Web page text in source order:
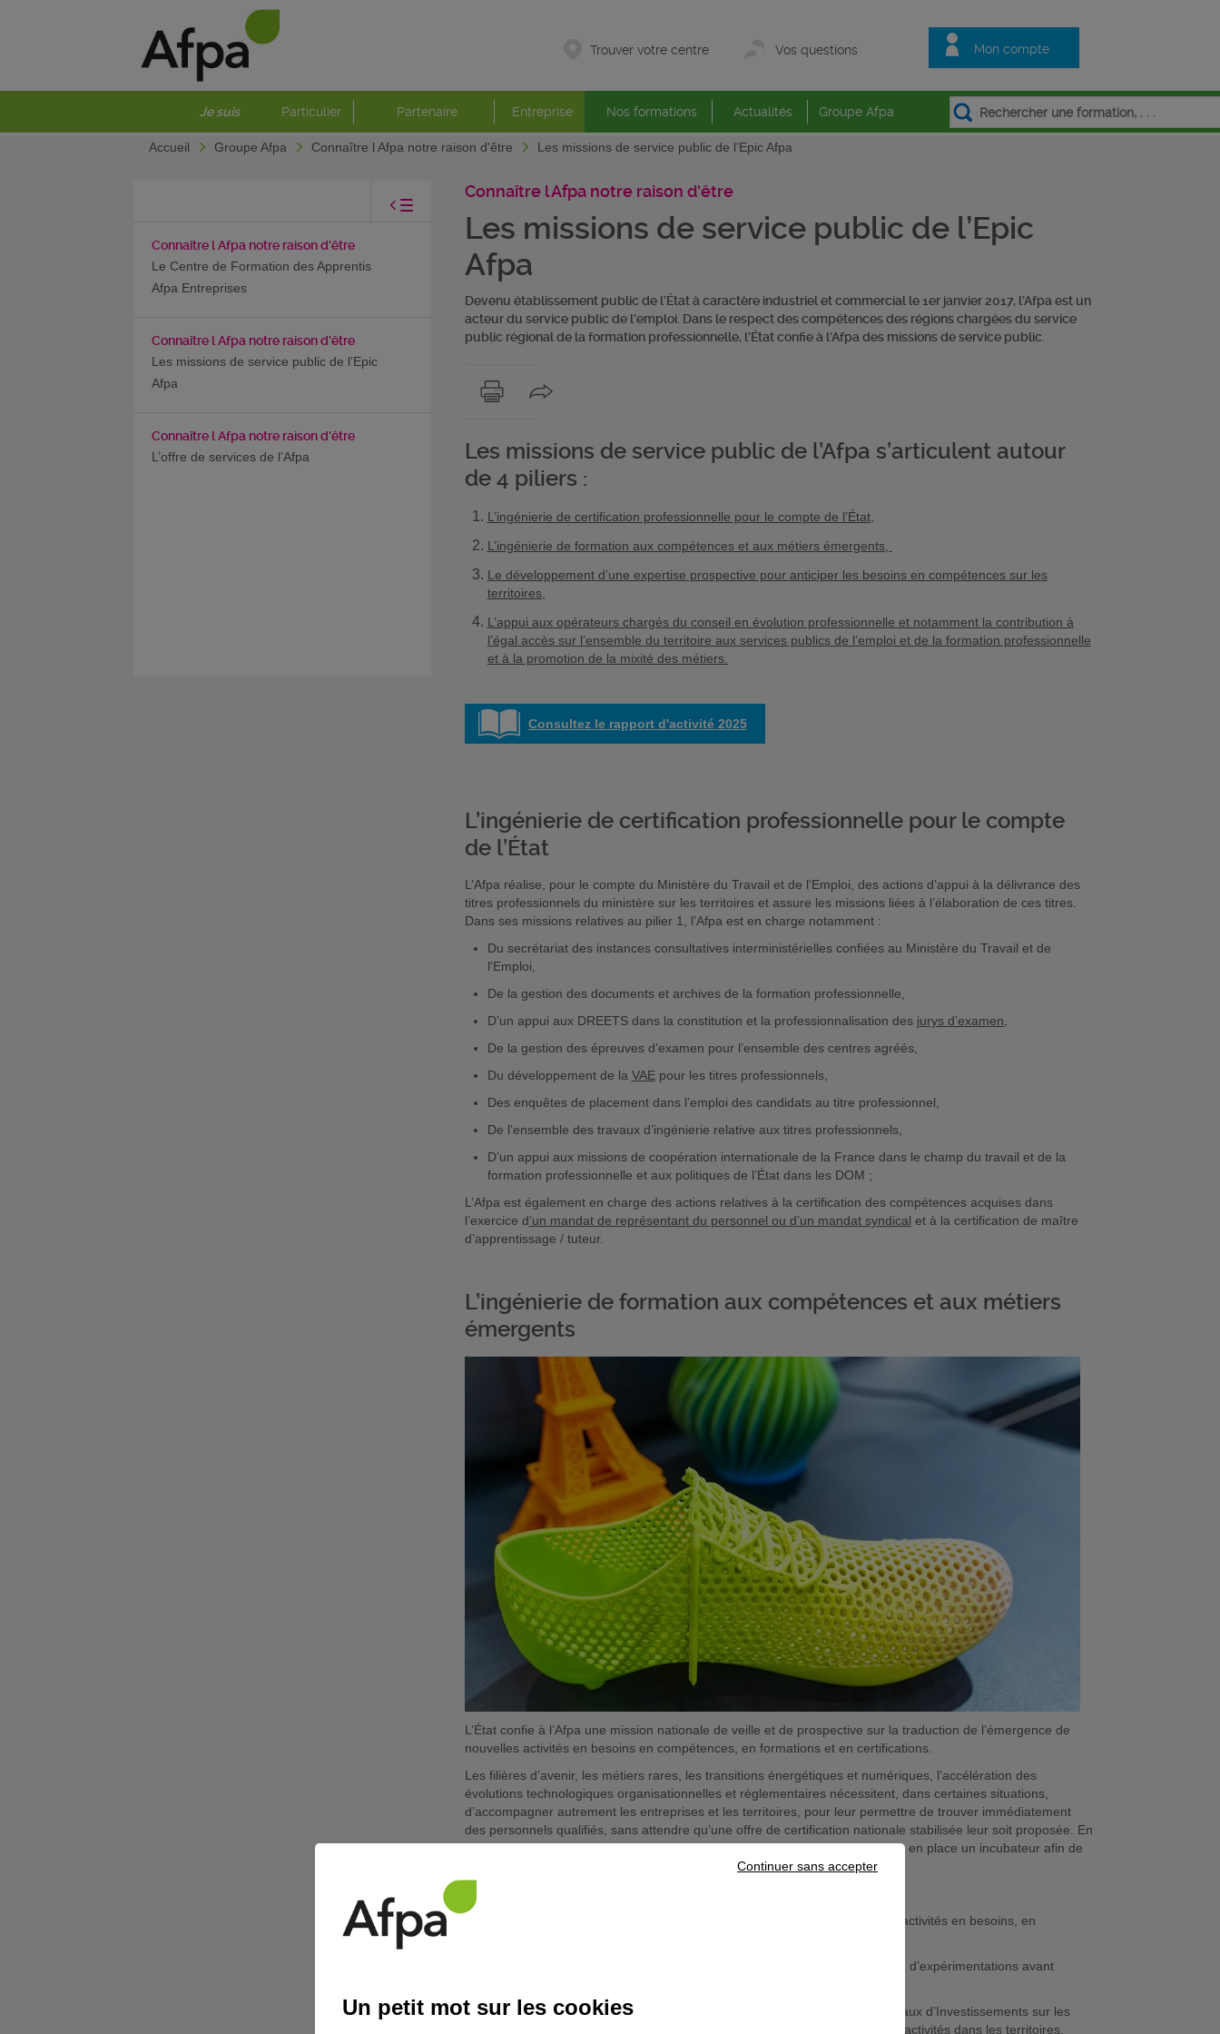
Mon compte
Trouver votre centre Vos questions
Je suis Particulier Partenaire Entreprise Nos formations Actualités Groupe Afpa
Accueil Groupe Afpa Connaître l Afpa notre raison d'être Les missions de service public de l’Epic Afpa
Connaître l Afpa notre raison d'être
Le Centre de Formation des Apprentis
Afpa Entreprises
Connaître l Afpa notre raison d'être
Les missions de service public de l’Epic
Afpa
Connaître l Afpa notre raison d'être
L’offre de services de l’Afpa
Connaître l Afpa notre raison d'être
Les missions de service public de l’Epic
Afpa
Devenu établissement public de l’État à caractère industriel et commercial le 1er janvier 2017, l’Afpa est un
acteur du service public de l’emploi. Dans le respect des compétences des régions chargées du service
public régional de la formation professionnelle, l’État confie à l’Afpa des missions de service public.
Les missions de service public de l’Afpa s’articulent autour
de 4 piliers :
L’ingénierie de certification professionnelle pour le compte de l’État,
L’ingénierie de formation aux compétences et aux métiers émergents,
Le développement d’une expertise prospective pour anticiper les besoins en compétences sur les
territoires,
L’appui aux opérateurs chargés du conseil en évolution professionnelle et notamment la contribution à
l’égal accès sur l’ensemble du territoire aux services publics de l’emploi et de la formation professionnelle
et à la promotion de la mixité des métiers.
Consultez le rapport d'activité 2025
L’ingénierie de certification professionnelle pour le compte
de l’État
L’Afpa réalise, pour le compte du Ministère du Travail et de l'Emploi, des actions d’appui à la délivrance des
titres professionnels du ministère sur les territoires et assure les missions liées à l’élaboration de ces titres.
Dans ses missions relatives au pilier 1, l’Afpa est en charge notamment :
Du secrétariat des instances consultatives interministérielles confiées au Ministère du Travail et de
l'Emploi,
De la gestion des documents et archives de la formation professionnelle,
D’un appui aux DREETS dans la constitution et la professionnalisation des jurys d’examen
De la gestion des épreuves d’examen pour l’ensemble des centres agréés,
Du développement de la VAEpour les titres professionnels,
Des enquêtes de placement dans l’emploi des candidats au titre professionnel,
De l’ensemble des travaux d’ingénierie relative aux titres professionnels,
D’un appui aux missions de coopération internationale de la France dans le champ du travail et de la
formation professionnelle et aux politiques de l’État dans les DOM ;
L’Afpa est également en charge des actions relatives à la certification des compétences acquises dans
l’exercice d’un mandat de représentant du personnel ou d’un mandat syndical et à la certification de maître
d’apprentissage / tuteur.
L’ingénierie de formation aux compétences et aux métiers
émergents
L’État confie à l’Afpa une mission nationale de veille et de prospective sur la traduction de l’émergence de
nouvelles activités en besoins en compétences, en formations et en certifications.
Les filières d’avenir, les métiers rares, les transitions énergétiques et numériques, l’accélération des
évolutions technologiques organisationnelles et réglementaires nécessitent, dans certaines situations,
d’accompagner autrement les entreprises et les territoires, pour leur permettre de trouver immédiatement
des personnels qualifiés, sans attendre qu’une offre de certification nationale stabilisée leur soit proposée. En
partenariat avec les branches concernées et les entreprises, l’Afpa met alors en place un incubateur afin de
calibrer les compétences nécessaires attendues par les employeurs.
La veille et la prospective sur la traduction de l’émergence de nouvelles activités en besoins, en
L’accélération du développement des formations émergentes et conduite d’expérimentations avant
Ces expérimentations renforcent les besoins décrits dans les Pactes Régionaux d’Investissements sur les
Compétences (PRIC) et permettent d’accompagner la création de nouvelles activités dans les territoires.
Un petit mot sur les cookies
Continuer sans accepter